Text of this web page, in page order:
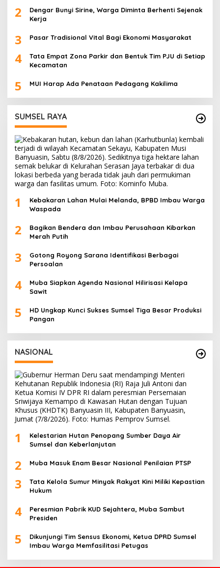
2
Dengar Bunyi Sirine, Warga Diminta Berhenti Sejenak
Kerja
3 Pasar Tradisional Vital Bagi Ekonomi Masyarakat
4
Tata Empat Zona Parkir dan Bentuk Tim PJU di Setiap
Kecamatan
5 MUI Harap Ada Penataan Pedagang Kakilima
SUMSEL RAYA
1
Kebakaran Lahan Mulai Melanda, BPBD Imbau Warga
Waspada
2
Bagikan Bendera dan Imbau Perusahaan Kibarkan
Merah Putih
3
Gotong Royong Sarana Identifikasi Berbagai
Persoalan
4
Muba Siapkan Agenda Nasional Hilirisasi Kelapa
Sawit
5
HD Ungkap Kunci Sukses Sumsel Tiga Besar Produksi
Pangan
NASIONAL
1
Kelestarian Hutan Penopang Sumber Daya Air
Sumsel dan Keberlanjutan
2 Muba Masuk Enam Besar Nasional Penilaian PTSP
3
Tata Kelola Sumur Minyak Rakyat Kini Miliki Kepastian
Hukum
4
Peresmian Pabrik KUD Sejahtera, Muba Sambut
Presiden
5
Dikunjungi Tim Sensus Ekonomi, Ketua DPRD Sumsel
Imbau Warga Memfasilitasi Petugas